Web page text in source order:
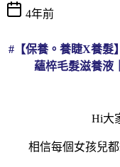
4年前
#【保養。養睫X養髮
蘊椊毛髮滋養液
Hi大
相信每個女孩兒